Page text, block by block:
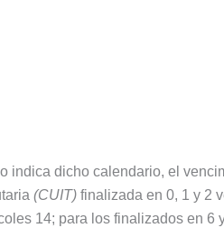
indica dicho calendario, el
(CUIT) finalizada en 0, 1 y 2
14; para los finalizados en 6